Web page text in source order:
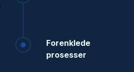
Forenklede
prosesser